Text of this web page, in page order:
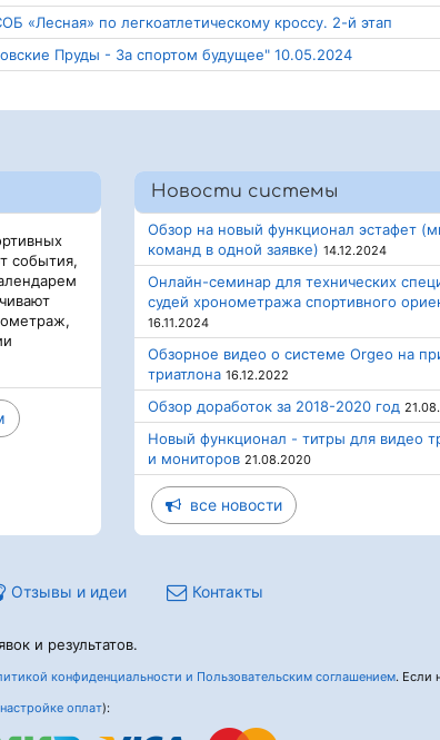
«Лесная» по легкоатлетическому кроссу. 2-й этап
Пруды - За спортом будущее" 10.05.2024
события,
Новости системы
Обзор на новый функционал эстафет
команд в одной заявке) 14.12.2024
Онлайн-семинар для технических
судей хронометража спортивного
16.11.2024
Обзорное видео о системе Orgeo на
триатлона 16.12.2022
Обзор доработок за 2018-2020 год
Новый функционал - титры для видео
и мониторов 21.08.2020
все новости
Отзывы и идеи Контакты
и результатов.
конфиденциальности и Пользовательским соглашением. Если
оплат):